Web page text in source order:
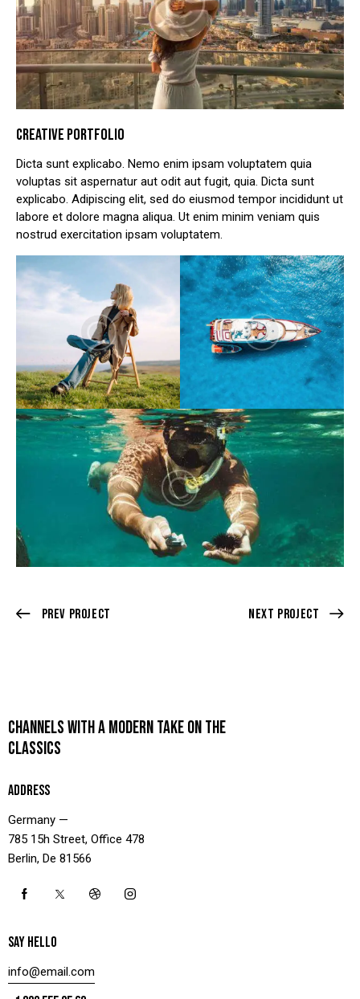
CREATIVE PORTFOLIO
Dicta sunt explicabo. Nemo enim ipsam voluptatem quia
voluptas sit aspernatur aut odit aut fugit, quia. Dicta sunt
explicabo. Adipiscing elit, sed do eiusmod tempor incididunt ut
labore et dolore magna aliqua. Ut enim minim veniam quis
nostrud exercitation ipsam voluptatem.
Prev Project Next Project
CHANNELS WITH A MODERN TAKE ON THE
CLASSICS
ADDRESS
Germany —
785 15h Street, Office 478
Berlin, De 81566
SAY HELLO
info@email.com